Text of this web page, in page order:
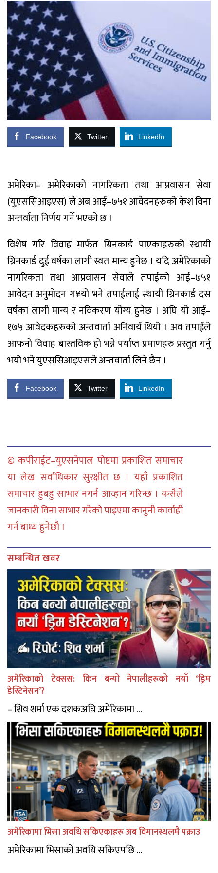
Facebook Twitter LinkedIn
अमेरिका– अमेरिकाको नागरिकता तथा आप्रवासन सेवा
(युएससिआइएस) ले अब आई–७५१ आवेदनहरुको केश विना
अन्तर्वाता निर्णय गर्ने भएको छ ।
विशेष गरि विवाह मार्फत ग्रिनकार्ड पाएकाहरुको स्थायी
ग्रिनकार्ड दुई वर्षका लागी स्वत मान्य हुनेछ । यदि अमेरिकाको
नागरिकता तथा आप्रवासन सेवाले तपाईको आई–७५१
आवेदन अनुमोदन ग¥यो भने तपाईलाई स्थायी ग्रिनकार्ड दस
वर्षका लागी मान्य र नविकरण योग्य हुनेछ । अघि यो आई–
१७५ आवेदकहरुको अन्तवार्ता अनिवार्य थियो । अव तपाईले
आफनो विवाह बास्तविक हो भन्ने पर्याप्त प्रमाणहरु प्रस्तुत गर्नु
भयो भने युएससिआइएसले अन्तवार्ता लिने छैन ।
Facebook Twitter LinkedIn
© कपीराईट–युएसनेपाल पोष्टमा प्रकाशित समाचार
या लेख सर्वाधिकार सुरक्षीत छ । यहाँ प्रकाशित
समाचार हुबहु साभार नगर्न आव्हान गरिन्छ । कसैले
जानकारी विना साभार गरेको पाइएमा कानुनी कार्वाही
गर्न बाध्य हुनेछौ ।
सम्बन्धित खवर
अमेरिकाको टेक्सस: किन बन्यो नेपालीहरूको नयाँ ‘ड्रिम
डेस्टिनेसन’?
– शिव शर्मा एक दशकअघि अमेरिकामा ...
अमेरिकामा भिसा अवधि सकिएकाहरू अब विमानस्थलमै पक्राउ
अमेरिकामा भिसाको अवधि सकिएपछि ...